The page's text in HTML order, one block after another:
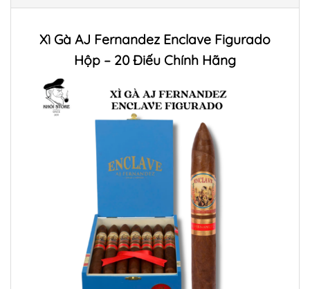
Xì Gà AJ Fernandez Enclave Figurado
Hộp – 20 Điếu Chính Hãng